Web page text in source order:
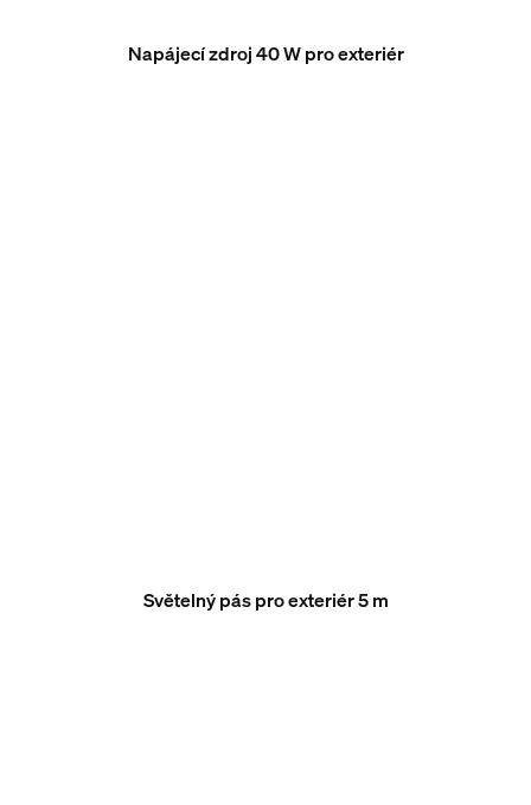
Napájecí zdroj 40 W pro exteriér
Světelný pás pro exteriér 5 m